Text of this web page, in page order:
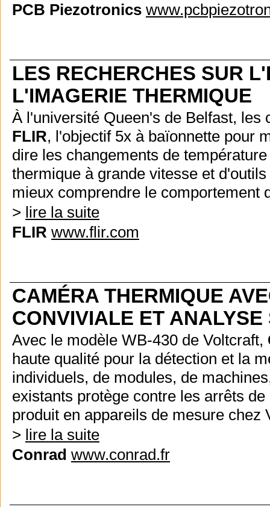
PCB Piezotronics
LES RECHERCHES SUR
L'IMAGERIE THERMIQUE
À l'université Queen's de Belfast,
FLIR, l'objectif 5x à baïonnette pour
dire les changements de
thermique à grande vitesse et
mieux comprendre le comportement
> lire la suite
FLIR www.flir.com
CAMÉRA THERMIQUE
CONVIVIALE ET
Avec le modèle WB-430 de Voltcraft,
haute qualité pour la détection et la
individuels, de modules, de
existants protège contre les arrêts
produit en appareils de mesure chez
> lire la suite
Conrad www.conrad.fr